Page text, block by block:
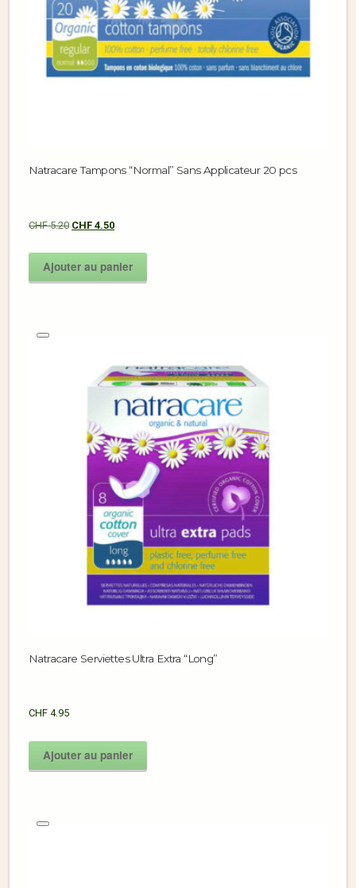
Natracare Tampons “Normal” Sans Applicateur 20 pcs
CHF5.20 CHF 4.50
Ajouter au panier
Natracare Serviettes Ultra Extra “Long”
CHF 4.95
Ajouter au panier